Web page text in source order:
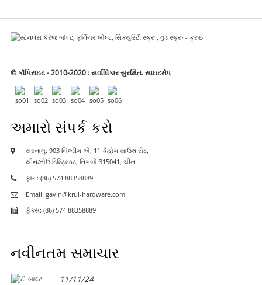
© કૉપિરાઇટ - 2010-2020 : સર્વાધિકાર સુરક્ષિત. સાઇટમેપ
અમારો સંપર્ક કરો
સરનામું: 903 બિલ્ડીંગ એ, 11 કૈહોંગ સાઉથ રોડ,
યીનઝોઉ ડિસ્ટ્રિક્ટ, નિંગબો 315041, ચીન
ફોન: (86) 574 88358889
Email: gavin@krui-hardware.com
ફેક્સ: (86) 574 88358889
નવીનતમ સમાચાર
11/11/24